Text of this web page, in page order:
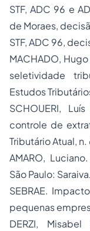
STF, ADC 96 e
de Moraes,
STF, ADC 96,
MACHADO,
seletividade
Estudos
SCHOUERI,
controle de
Tributário Atual,
AMARO, Luciano.
São Paulo:
SEBRAE.
pequenas
DERZI,